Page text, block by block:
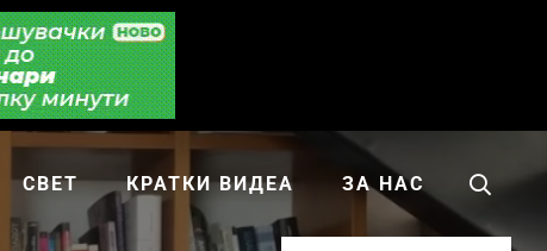
СВЕТ КРАТКИ ВИДЕА ЗА НАС